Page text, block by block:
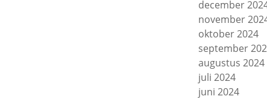
december
november
oktober 2024
september
augustus 2024
juli 2024
juni 2024